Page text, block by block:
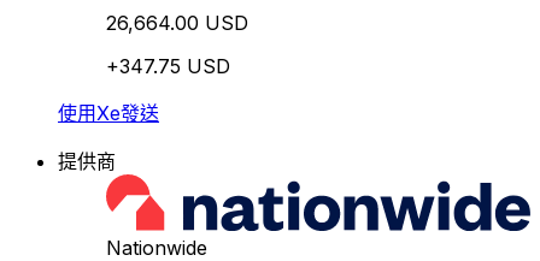
26,664.00 USD
+347.75 USD
使用Xe發送
提供商
Nationwide